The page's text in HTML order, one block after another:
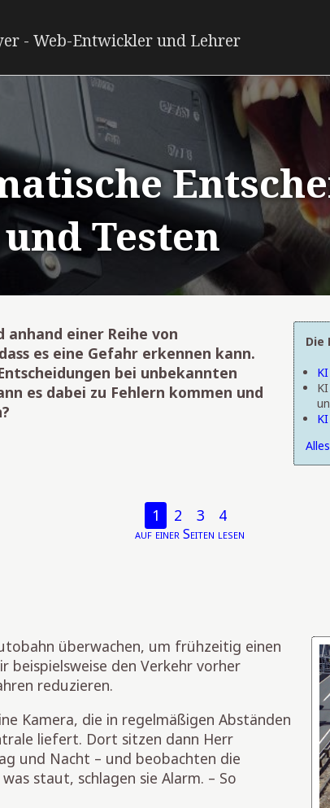
- Web-Entwickler und Lehrer
Testen
anhand einer Reihe von
es eine Gefahr erkennen kann.
bei unbekannten
es dabei zu Fehlern kommen und
Die
1 2 3 4
auf einer Seiten lesen
überwachen, um frühzeitig einen
beispielsweise den Verkehr vorher
reduzieren.
Kamera, die in regelmäßigen Abständen
liefert. Dort sitzen dann Herr
und Nacht – und beobachten die
staut, schlagen sie Alarm. – So